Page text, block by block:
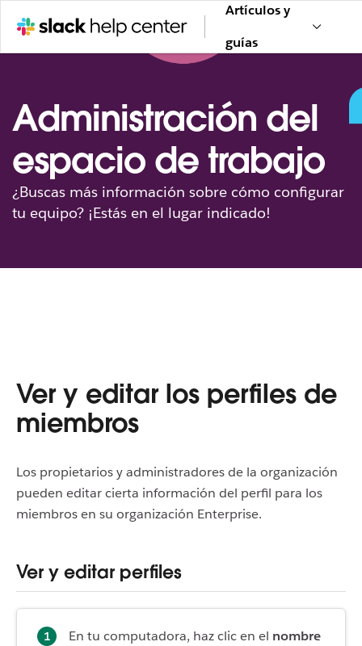
Artículos y
guías
Administración del
espacio de trabajo
¿Buscas más información sobre cómo configurar
tu equipo? ¡Estás en el lugar indicado!
Ver y editar los perfiles de
miembros
Los propietarios y administradores de la organización
pueden editar cierta información del perfil para los
miembros en su organización Enterprise.
Ver y editar perfiles
En tu computadora, haz clic en el nombre